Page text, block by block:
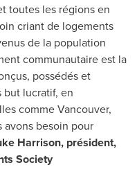
toutes les régions en
criant de logements
de la population
communautaire est la
possédés et
but lucratif, en
commeVancouver,
besoin pour
Harrison, président,
Society